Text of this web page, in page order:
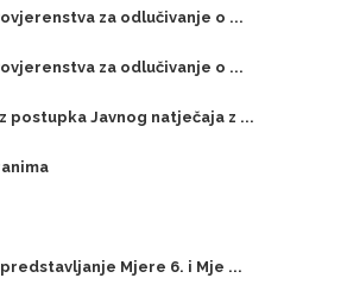
za odlučivanje o ...
za odlučivanje o ...
postupka Javnog natječaja z ...
Mjere 6. i Mje ...